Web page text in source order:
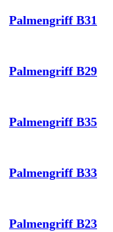
Palmengriff B31
Palmengriff B29
Palmengriff B35
Palmengriff B33
Palmengriff B23